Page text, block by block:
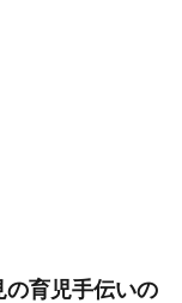
育児手伝いの